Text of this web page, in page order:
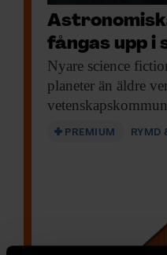
fångas upp i
Nyare science
planeter än äldre
PREMIUM RYMD